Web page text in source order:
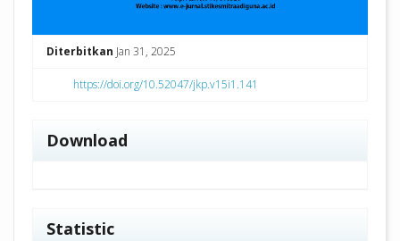
Diterbitkan Jan 31, 2025
https://doi.org/10.52047/jkp.v15i1.141
Download
Statistic